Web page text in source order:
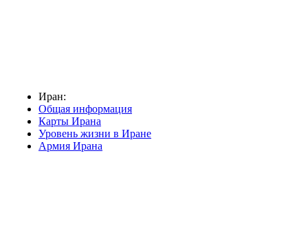
Иран:
Общая информация
Карты Ирана
Уровень жизни в Иране
Армия Ирана